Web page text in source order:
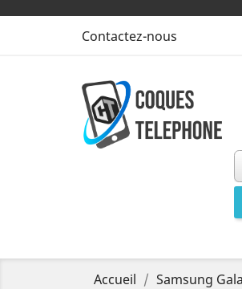
Contactez-nous
Accueil Samsung